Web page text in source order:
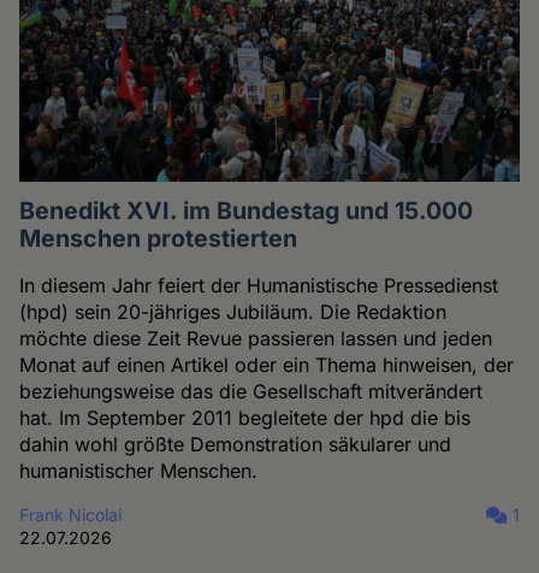
Benedikt XVI. im Bundestag und 15.000
Menschen protestierten
In diesem Jahr feiert der Humanistische Pressedienst
(hpd) sein 20-jähriges Jubiläum. Die Redaktion
möchte diese Zeit Revue passieren lassen und jeden
Monat auf einen Artikel oder ein Thema hinweisen, der
beziehungsweise das die Gesellschaft mitverändert
hat. Im September 2011 begleitete der hpd die bis
dahin wohl größte Demonstration säkularer und
humanistischer Menschen.
Frank Nicolai
22.07.2026
1